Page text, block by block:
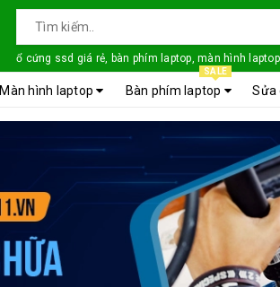
ổ cứng ssd giá rẻ, bàn phím laptop, màn hình laptop
Màn hình laptop Bàn phím laptop
SALE
Sửa